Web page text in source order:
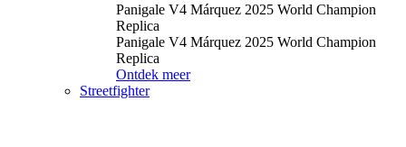
Panigale V4 Márquez 2025 World Champion
Replica
Panigale V4 Márquez 2025 World Champion
Replica
Ontdek meer
Streetfighter